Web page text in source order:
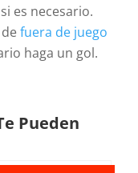
es necesario.
defuera de juego
haga un gol.
Pueden